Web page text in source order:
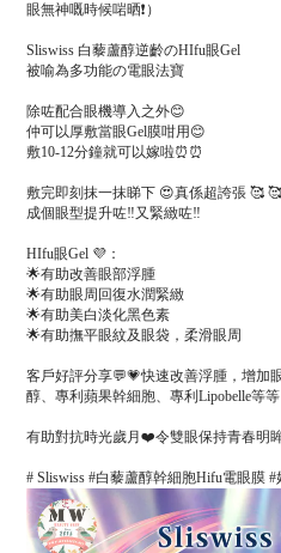
眼無神嘅時候啱晒❗）
Sliswiss 白藜蘆醇逆齡のHIfu眼Gel
被喻為多功能の電眼法寶
除咗配合眼機導入之外😊
仲可以厚敷當眼Gel膜咁用😊
敷10-12分鐘就可以嫁啦⏰⏰
敷完即刻抹一抹睇下 😍真係超誇張 🥰 🥰
成個眼型提升咗‼️又緊緻咗‼️
HIfu眼Gel 💜：
🌟有助改善眼部浮腫
🌟有助眼周回復水潤緊緻
🌟有助美白淡化黑色素
🌟有助撫平眼紋及眼袋，柔滑眼周
客戶好評分享💬💗快速改善浮腫，增加
醇、專利蘋果幹細胞、專利Lipobelle等等
有助對抗時光歲月❤️令雙眼保持青春明
# Sliswiss #白藜蘆醇幹細胞Hifu電眼膜